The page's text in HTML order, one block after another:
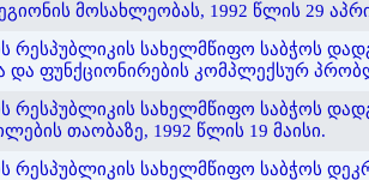
მოსახლეობას, 1992 წლის 29
რესპუბლიკის სახელმწიფო საბჭოს
ფუნქციონირების კომპლექსურ
რესპუბლიკის სახელმწიფო საბჭოს
თაობაზე, 1992 წლის 19 მაისი.
რესპუბლიკის სახელმწიფო საბჭოს